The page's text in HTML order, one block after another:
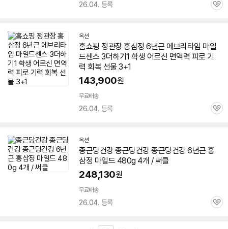
26.04. 등록
관
옥션
홈쇼핑 정관장홍삼정 6년근 에브리타임 마일
드센스 3더하기1 학생 어르신 면역력 피로 기
력 회복 선물 3+1
143,900원
무료배송
26.04. 등록
관
옥션
종근당건강 종근당건강 종근당건강6년근 홍
삼정 마일드 480g 4개 / 써클
248,130원
무료배송
26.04. 등록
관